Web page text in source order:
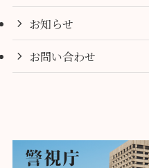
お知らせ
お問い合わせ